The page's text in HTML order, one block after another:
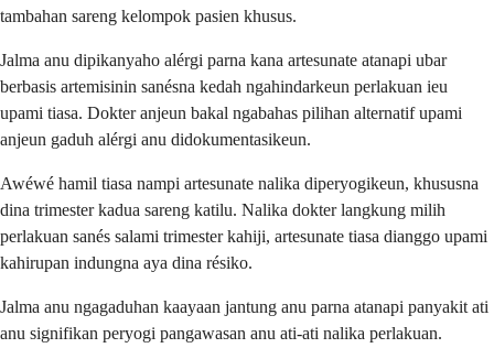
tambahan sareng kelompok pasien khusus.
Jalma anu dipikanyaho alérgi parna kana artesunate atanapi ubar
berbasis artemisinin sanésna kedah ngahindarkeun perlakuan ieu
upami tiasa. Dokter anjeun bakal ngabahas pilihan alternatif upami
anjeun gaduh alérgi anu didokumentasikeun.
Awéwé hamil tiasa nampi artesunate nalika diperyogikeun, khususna
dina trimester kadua sareng katilu. Nalika dokter langkung milih
perlakuan sanés salami trimester kahiji, artesunate tiasa dianggo upami
kahirupan indungna aya dina résiko.
Jalma anu ngagaduhan kaayaan jantung anu parna atanapi panyakit ati
anu signifikan peryogi pangawasan anu ati-ati nalika perlakuan.